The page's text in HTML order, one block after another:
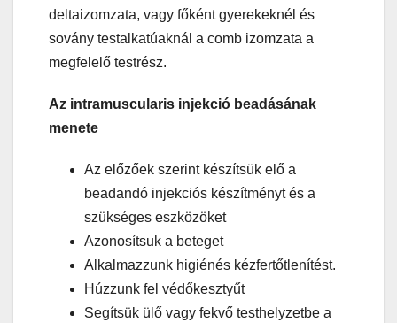
deltaizomzata, vagy főként gyerekeknél és
sovány testalkatúaknál a comb izomzata a
megfelelő testrész.
Az intramuscularis injekció beadásának
menete
Az előzőek szerint készítsük elő a
beadandó injekciós készítményt és a
szükséges eszközöket
Azonosítsuk a beteget
Alkalmazzunk higiénés kézfertőtlenítést.
Húzzunk fel védőkesztyűt
Segítsük ülő vagy fekvő testhelyzetbe a